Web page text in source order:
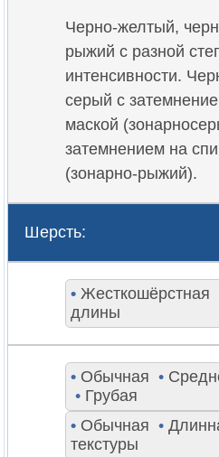
Черно-желтый,
рыжий с разной
интенсивности.
серый с
маской
затемнением на
(зонарно-рыжий).
Шерсть:
• Жесткошёрстная
длины
• Обычная •
• Грубая
• Обычная •
текстуры